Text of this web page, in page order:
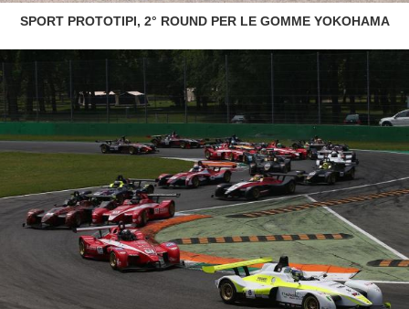
SPORT PROTOTIPI, 2° ROUND PER LE GOMME YOKOHAMA